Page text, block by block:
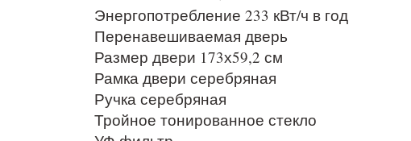
Энергопотребление 233 кВт/ч в год
Перенавешиваемая дверь
Размер двери 173х59,2 см
Рамка двери серебряная
Ручка серебряная
Тройное тонированное стекло